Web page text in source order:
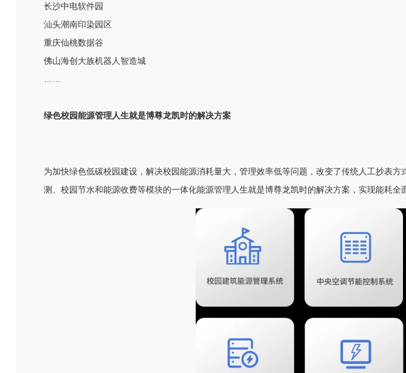
长沙中电软件园
汕头潮南印染园区
重庆仙桃数据谷
佛山海创大族机器人智造城
绿色校园能源管理人生就是博尊龙凯时的解决方案
为加快绿色低碳校园建设，解决校园能源消耗量大，管理效率低等问题，改变了传统人工抄表
测、校园节水和能源收费等模块的一体化能源管理人生就是博尊龙凯时的解决方案，实现能耗全